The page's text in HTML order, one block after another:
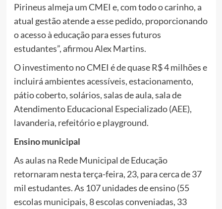
Pirineus almeja um CMEI e, com todo o carinho, a
atual gestão atende a esse pedido, proporcionando
o acesso à educação para esses futuros
estudantes”, afirmou Alex Martins.
O investimento no CMEI é de quase R$ 4 milhões e
incluirá ambientes acessíveis, estacionamento,
pátio coberto, solários, salas de aula, sala de
Atendimento Educacional Especializado (AEE),
lavanderia, refeitório e playground.
Ensino municipal
As aulas na Rede Municipal de Educação
retornaram nesta terça-feira, 23, para cerca de 37
mil estudantes. As 107 unidades de ensino (55
escolas municipais, 8 escolas conveniadas, 33